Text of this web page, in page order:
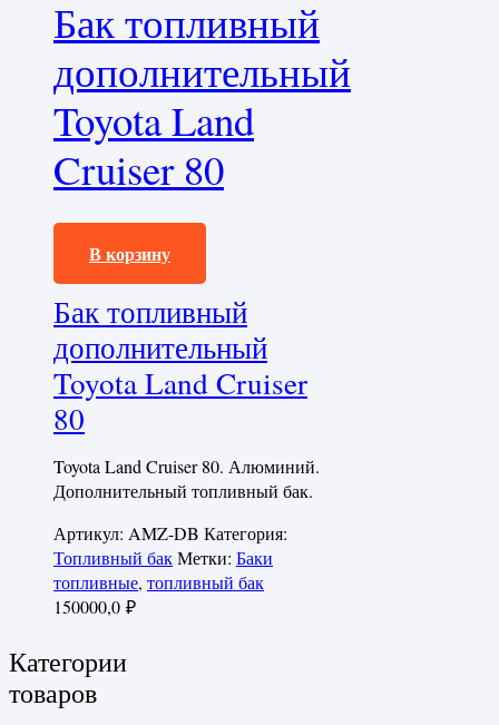
Бак топливный
дополнительный
Toyota Land
Cruiser 80
150000,0₽
В корзину
Бак топливный
дополнительный
Toyota Land Cruiser
80
Toyota Land Cruiser 80. Алюминий.
Дополнительный топливный бак.
Артикул: AMZ-DB Категория:
Топливный бакМетки: Баки
топливные, топливный бак
150000,0 ₽
Категории
товаров